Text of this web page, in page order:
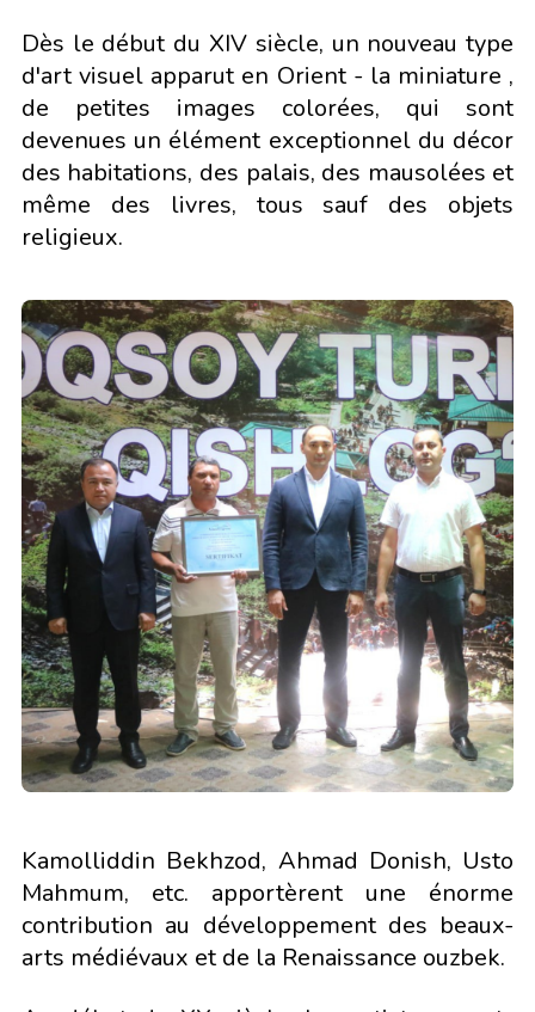
Dès le début du XIV siècle, un nouveau type
d'art visuel apparut en Orient - la miniature ,
de petites images colorées, qui sont
devenues un élément exceptionnel du décor
des habitations, des palais, des mausolées et
même des livres, tous sauf des objets
religieux.
Kamolliddin Bekhzod, Ahmad Donish, Usto
Mahmum, etc. apportèrent une énorme
contribution au développement des beaux-
arts médiévaux et de la Renaissance ouzbek.